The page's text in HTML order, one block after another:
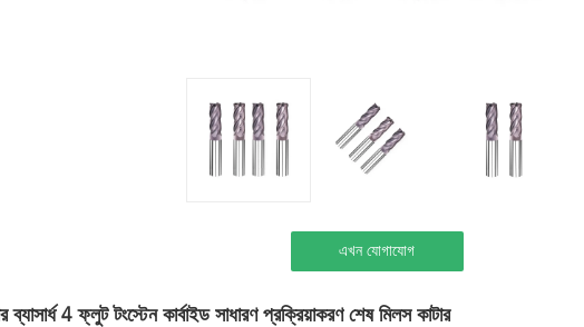
এখন যোগাযোগ
4 ফ্লুট টংস্টেন কার্বাইড সাধারণ প্রক্রিয়াকরণ শেষ মিলস কাটার